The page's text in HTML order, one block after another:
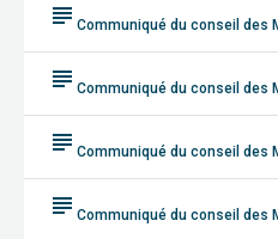
subject Communiqué du conseil des
subject Communiqué du conseil des
subject Communiqué du conseil des
subject Communiqué du conseil des